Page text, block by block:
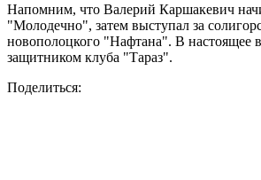
Напомним, что Валерий Каршакевич
"Молодечно", затем выступал за
новополоцкого "Нафтана". В настоящее
защитником клуба "Тараз".
Поделиться: